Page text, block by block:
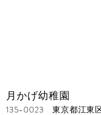
月かげ幼稚園
135-0023 東京都江東区